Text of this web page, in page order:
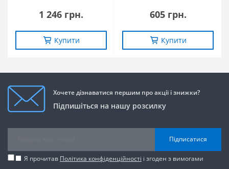
1 246 грн.
Купити
605 грн.
Купити
Хочете дізнаватися першим про акції і знижки?
Підпишіться на нашу розсилку
Підписатися
Я прочитав Політика конфіденційності і згоден з вимогами